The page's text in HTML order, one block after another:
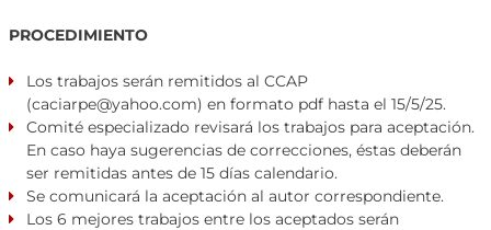
PROCEDIMIENTO
Los trabajos serán remitidos al CCAP
(caciarpe@yahoo.com) en formato pdf hasta el 15/5/25.
Comité especializado revisará los trabajos para aceptación.
En caso haya sugerencias de correcciones, éstas deberán
ser remitidas antes de 15 días calendario.
Se comunicará la aceptación al autor correspondiente.
Los 6 mejores trabajos entre los aceptados serán